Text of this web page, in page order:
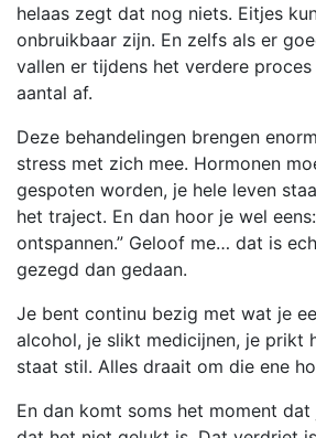
helaas zegt dat nog niets. Eitjes
onbruikbaar zijn. En zelfs als er
vallen er tijdens het verdere
aantal af.
Deze behandelingen brengen
stress met zich mee. Hormonen
gespoten worden, je hele leven
het traject. En dan hoor je wel
ontspannen.” Geloof me… dat is
gezegd dan gedaan.
Je bent continu bezig met wat je
alcohol, je slikt medicijnen, je prikt
staat stil. Alles draait om die ene
En dan komt soms het moment